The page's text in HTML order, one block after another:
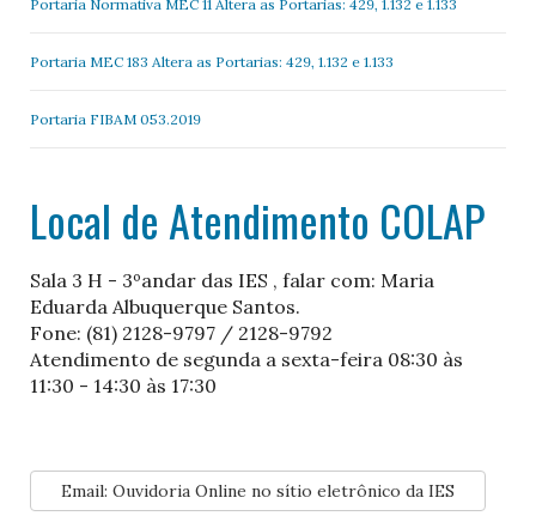
Portaria Normativa MEC 11 Altera as Portarias: 429, 1.132 e 1.133
Portaria MEC 183 Altera as Portarias: 429, 1.132 e 1.133
Portaria FIBAM 053.2019
Local de Atendimento COLAP
Sala 3 H - 3ºandar das IES , falar com: Maria
Eduarda Albuquerque Santos.
Fone: (81) 2128-9797 / 2128-9792
Atendimento de segunda a sexta-feira 08:30 às
11:30 - 14:30 às 17:30
Email: Ouvidoria Online no sítio eletrônico da IES